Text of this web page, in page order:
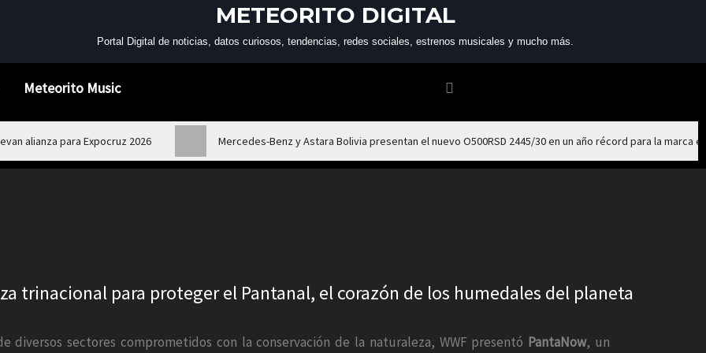
METEORITO DIGITAL
Portal Digital de noticias, datos curiosos, tendencias, redes sociales, estrenos musicales y mucho más.
Meteorito Music
alianza para Expocruz 2026 Mercedes-Benz y Astara Bolivia presentan el nuevo O500RSD 2445/30 en un año récord para la marca
trinacional para proteger el Pantanal, el corazón de los humedales del planeta
diversos sectores comprometidos con la conservación de la naturaleza, WWF presentó PantaNow, un